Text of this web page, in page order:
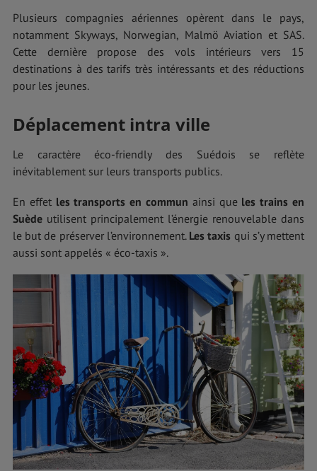
Plusieurs compagnies aériennes opèrent dans le pays,
notamment Skyways, Norwegian, Malmö Aviation et SAS.
Cette dernière propose des vols intérieurs vers 15
destinations à des tarifs très intéressants et des réductions
pour les jeunes.
Déplacement intra ville
Le caractère éco-friendly des Suédois se reflète
inévitablement sur leurs transports publics.
En effet les transports en commun ainsi que les trains en
Suède utilisent principalement l’énergie renouvelable dans
le but de préserver l’environnement. Les taxis qui s’y mettent
aussi sont appelés « éco-taxis ».